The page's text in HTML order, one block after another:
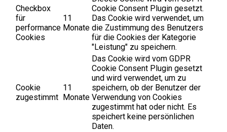
Checkbox
für
performance
Cookies
11
Monate
Cookie Consent Plugin gesetzt.
Das Cookie wird verwendet, um
die Zustimmung des Benutzers
für die Cookies der Kategorie
"Leistung" zu speichern.
Cookie
zugestimmt
11
Monate
Das Cookie wird vom GDPR
Cookie Consent Plugin gesetzt
und wird verwendet, um zu
speichern, ob der Benutzer der
Verwendung von Cookies
zugestimmt hat oder nicht. Es
speichert keine persönlichen
Daten.